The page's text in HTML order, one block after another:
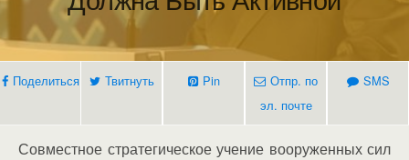
Поделиться Твитнуть Pin
Отпр. по
эл. почте
SMS
Совместное стратегическое учение вооруженных сил